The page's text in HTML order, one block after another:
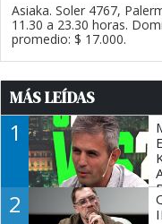
Asiaka. Soler 4767,
11.30 a 23.30 horas.
promedio: $ 17.000.
MÁS LEÍDAS
1
2